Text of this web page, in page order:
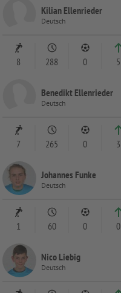
Kilian Ellenrieder
Deutsch
8 288 0 5
Benedikt Ellenrieder
Deutsch
7 265 0 3
Johannes Funke
Deutsch
1 60 0 0
Nico Liebig
Deutsch